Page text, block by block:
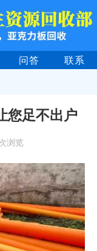
问答 联系
您足不出户
浏览